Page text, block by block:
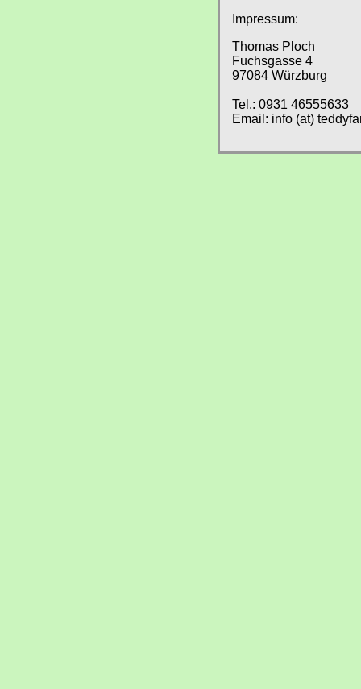
Impressum:
Thomas Ploch
Fuchsgasse 4
97084 Würzburg
Tel.: 0931 46555633
Email: info (at)